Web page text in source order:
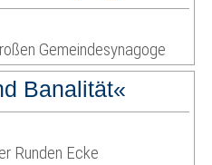
Gemeindesynagoge
Banalität«
Runden Ecke